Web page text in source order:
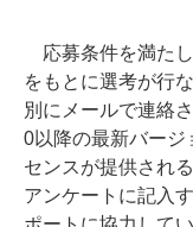
応募条件を満た
をもとに選考が行
別にメールで連絡
0以降の最新バージ
センスが提供され
アンケートに記入